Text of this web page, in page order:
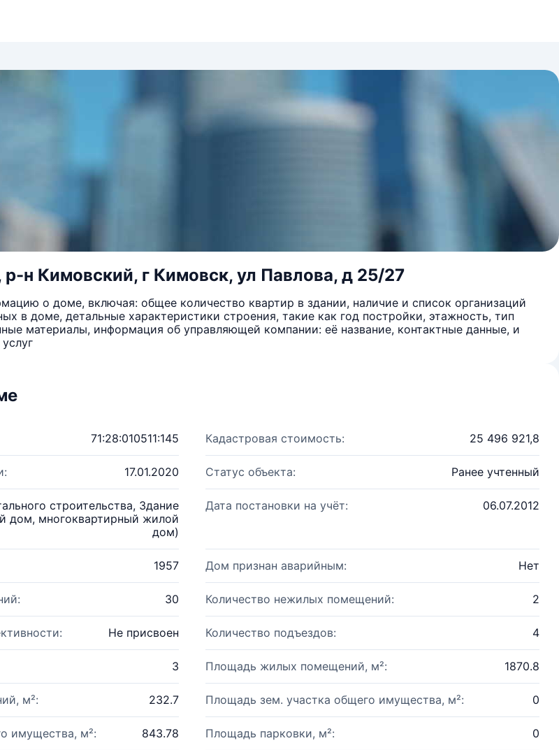
р-н Кимовский, г Кимовск, ул Павлова, д 25/27
о доме, включая: общее количество квартир в здании, наличие и список организаций
в доме, детальные характеристики строения, такие как год постройки, этажность, тип
материалы, информация об управляющей компании: её название, контактные данные, и
71:28:010511:145 Кадастровая стоимость: 25 496 921,8
17.01.2020 Статус объекта: Ранее учтенный
строительства, Здание
дом, многоквартирный жилой
дом)
Дата постановки на учёт: 06.07.2012
1957 Дом признан аварийным: Нет
30 Количество нежилых помещений: 2
Не присвоен Количество подъездов: 4
3 Площадь жилых помещений, м²: 1870.8
м²: 232.7 Площадь зем. участка общего имущества, м²: 0
имущества, м²: 843.78 Площадь парковки, м²: 0